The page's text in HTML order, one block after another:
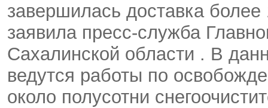
завершилась доставка
заявила пресс-служба
Сахалинской области . В
ведутся работы по
около полусотни